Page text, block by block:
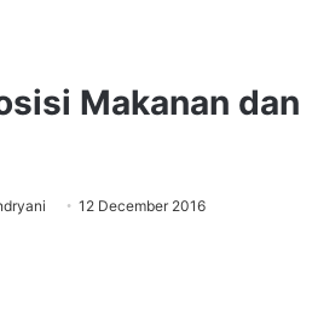
Makanan dan
12 December 2016